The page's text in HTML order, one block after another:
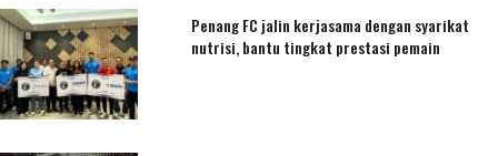
Penang FC jalin kerjasama dengan syarikat
nutrisi, bantu tingkat prestasi pemain